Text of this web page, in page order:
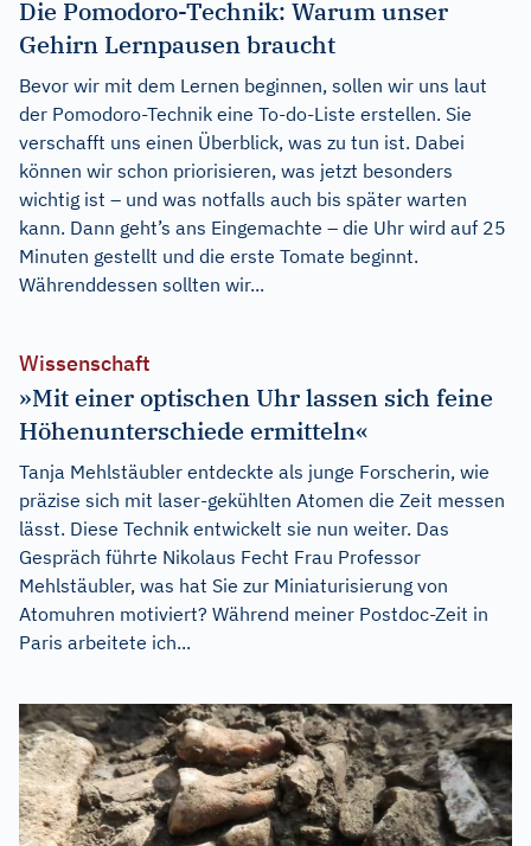
Die Pomodoro-Technik: Warum unser
Gehirn Lernpausen braucht
Bevor wir mit dem Lernen beginnen, sollen wir uns laut
der Pomodoro-Technik eine To-do-Liste erstellen. Sie
verschafft uns einen Überblick, was zu tun ist. Dabei
können wir schon priorisieren, was jetzt besonders
wichtig ist – und was notfalls auch bis später warten
kann. Dann geht’s ans Eingemachte – die Uhr wird auf 25
Minuten gestellt und die erste Tomate beginnt.
Währenddessen sollten wir...
Wissenschaft
»Mit einer optischen Uhr lassen sich feine
Höhenunterschiede ermitteln«
Tanja Mehlstäubler entdeckte als junge Forscherin, wie
präzise sich mit laser-gekühlten Atomen die Zeit messen
lässt. Diese Technik entwickelt sie nun weiter. Das
Gespräch führte Nikolaus Fecht Frau Professor
Mehlstäubler, was hat Sie zur Miniaturisierung von
Atomuhren motiviert? Während meiner Postdoc-Zeit in
Paris arbeitete ich...